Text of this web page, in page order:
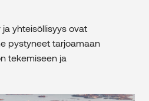
ja yhteisöllisyys ovat
pystyneet tarjoamaan
tekemiseen ja